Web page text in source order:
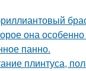
она
панно.
плинтуса,